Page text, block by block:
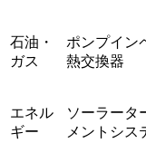
石油・
ガス
ポンプイン
熱交換器
エネル
ギー
ソーラータ
メントシス